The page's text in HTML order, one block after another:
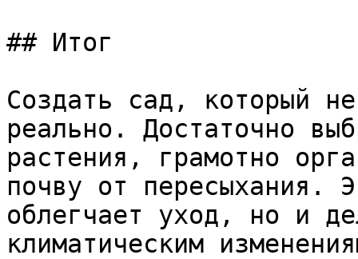
## Итог
Создать сад, который
реально. Достаточно
растения, грамотно
почву от пересыхания.
облегчает уход, но и
климатическим